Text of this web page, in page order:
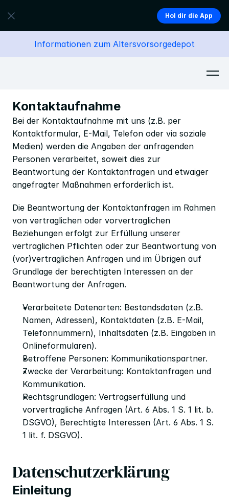
Informationen zum Altersvorsorgedepot
Datenschutzerklärung
Einleitung
Kontaktaufnahme
Bei der Kontaktaufnahme mit uns (z.B. per
Kontaktformular, E-Mail, Telefon oder via soziale
Medien) werden die Angaben der anfragenden
Personen verarbeitet, soweit dies zur
Beantwortung der Kontaktanfragen und etwaiger
angefragter Maßnahmen erforderlich ist.
Die Beantwortung der Kontaktanfragen im Rahmen
von vertraglichen oder vorvertraglichen
Beziehungen erfolgt zur Erfüllung unserer
vertraglichen Pflichten oder zur Beantwortung von
(vor)vertraglichen Anfragen und im Übrigen auf
Grundlage der berechtigten Interessen an der
Beantwortung der Anfragen.
Verarbeitete Datenarten: Bestandsdaten (z.B.
Namen, Adressen), Kontaktdaten (z.B. E-Mail,
Telefonnummern), Inhaltsdaten (z.B. Eingaben in
Onlineformularen).
Betroffene Personen: Kommunikationspartner.
Zwecke der Verarbeitung: Kontaktanfragen und
Kommunikation.
Rechtsgrundlagen: Vertragserfüllung und
vorvertragliche Anfragen (Art. 6 Abs. 1 S. 1 lit. b.
DSGVO), Berechtigte Interessen (Art. 6 Abs. 1 S.
1 lit. f. DSGVO).
Hol dir die App